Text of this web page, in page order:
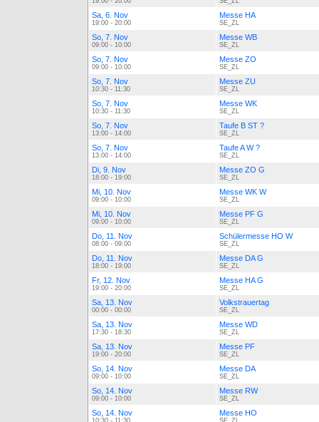
Sa, 6. Nov
19:00 - 20:00
Messe HA
SE_ZL
So, 7. Nov
09:00 - 10:00
Messe WB
SE_ZL
So, 7. Nov
09:00 - 10:00
Messe ZO
SE_ZL
So, 7. Nov
10:30 - 11:30
Messe ZU
SE_ZL
So, 7. Nov
10:30 - 11:30
Messe WK
SE_ZL
So, 7. Nov
13:00 - 14:00
Taufe B ST ?
SE_ZL
So, 7. Nov
13:00 - 14:00
Taufe A W ?
SE_ZL
Di, 9. Nov
18:00 - 19:00
Messe ZO G
SE_ZL
Mi, 10. Nov
09:00 - 10:00
Messe WK W
SE_ZL
Mi, 10. Nov
09:00 - 10:00
Messe PF G
SE_ZL
Do, 11. Nov
08:00 - 09:00
Schülermesse HO W
SE_ZL
Do, 11. Nov
18:00 - 19:00
Messe DA G
SE_ZL
Fr, 12. Nov
19:00 - 20:00
Messe HA G
SE_ZL
Sa, 13. Nov
00:00 - 00:00
Volkstrauertag
SE_ZL
Sa, 13. Nov
17:30 - 18:30
Messe WD
SE_ZL
Sa, 13. Nov
19:00 - 20:00
Messe PF
SE_ZL
So, 14. Nov
09:00 - 10:00
Messe DA
SE_ZL
So, 14. Nov
09:00 - 10:00
Messe RW
SE_ZL
So, 14. Nov
10:30 - 11:30
Messe HO
SE_ZL